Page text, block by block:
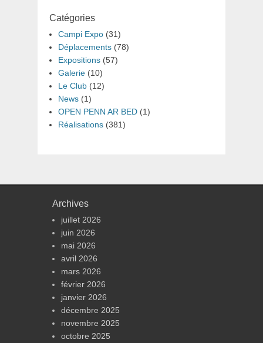
Catégories
Campi Expo (31)
Déplacements (78)
Expositions (57)
Galerie (10)
Le Club (12)
News (1)
OPEN PENN AR BED (1)
Réalisations (381)
Archives
juillet 2026
juin 2026
mai 2026
avril 2026
mars 2026
février 2026
janvier 2026
décembre 2025
novembre 2025
octobre 2025